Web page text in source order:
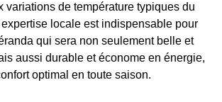
variations de température typiques du
locale est indispensable pour
qui sera non seulement belle et
aussi durable et économe en énergie,
optimal en toute saison.